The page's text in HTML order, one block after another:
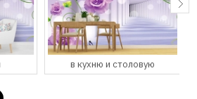
в кухню и столовую